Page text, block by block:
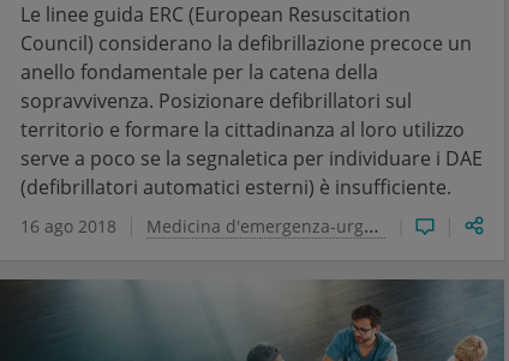
Le linee guida ERC (European Resuscitation
Council) considerano la defibrillazione precoce un
anello fondamentale per la catena della
sopravvivenza. Posizionare defibrillatori sul
territorio e formare la cittadinanza al loro utilizzo
serve a poco se la segnaletica per individuare i DAE
(defibrillatori automatici esterni) è insufficiente.
16 ago 2018 Medicina d'emergenza-urgenza